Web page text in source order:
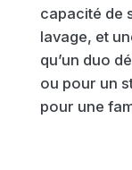
capacité de
lavage, et
qu’un duo
ou pour un
pour une